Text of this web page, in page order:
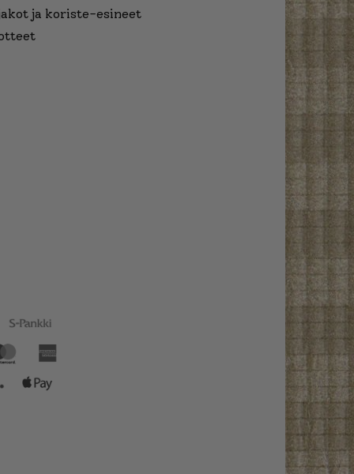
ja koriste-esineet